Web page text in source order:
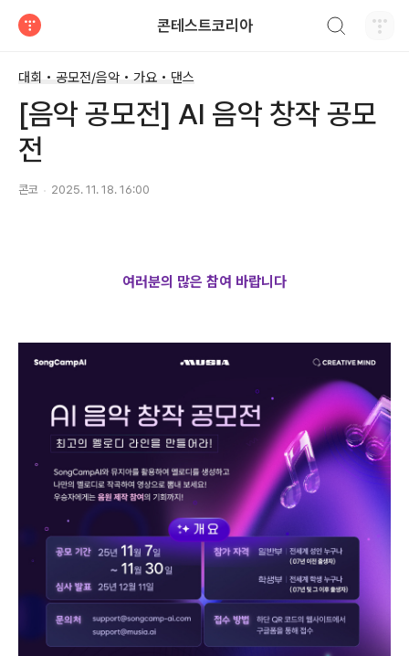
콘테스트코리아
대회 • 공모전/음악 • 가요 • 댄스
[음악 공모전] AI 음악 창작 공모
전
콘코 2025. 11. 18. 16:00
여러분의 많은 참여 바랍니다